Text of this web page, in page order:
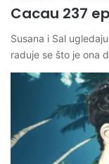
Cacau 237
Susana i Sal
raduje se što je ona